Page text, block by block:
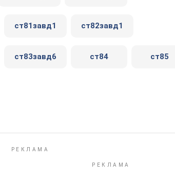
ст81завд1 ст82завд1
ст83завд6 ст84 ст85